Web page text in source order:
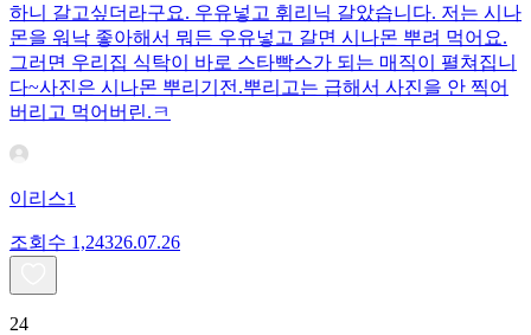
하니 갈고싶더라구요. 우유넣고 휘리닉 갈았습니다. 저는 시나
몬을 워낙 좋아해서 뭐든 우유넣고 갈면 시나몬 뿌려 먹어요.
그러면 우리집 식탁이 바로 스타빡스가 되는 매직이 펼쳐집니
다~사진은 시나몬 뿌리기전.뿌리고는 급해서 사진을 안 찍어
버리고 먹어버린.ㅋ
이리스1
조회수 1,24326.07.26
24